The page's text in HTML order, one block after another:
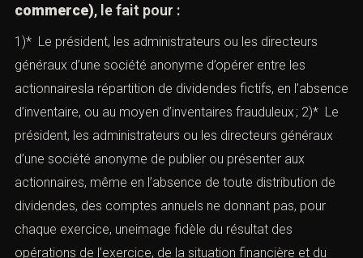
laquelle ils sont intéressés directement ou
indirectement ; 5° Le fait, pour les gérants, de faire, de
mauvaise foi, des pouvoirs qu’ils possèdent ou des voix
dont ils disposent, en cettequalité, un usage qu’ils savent
contraire aux intérêts de la société, à des fins
personnelles ou pour favoriser une autresociété ou une
autre entreprise dans laquelle ils sont intéressés
directement ou indirectement.
article 242-6
commerce), le fait pour :
Combien font